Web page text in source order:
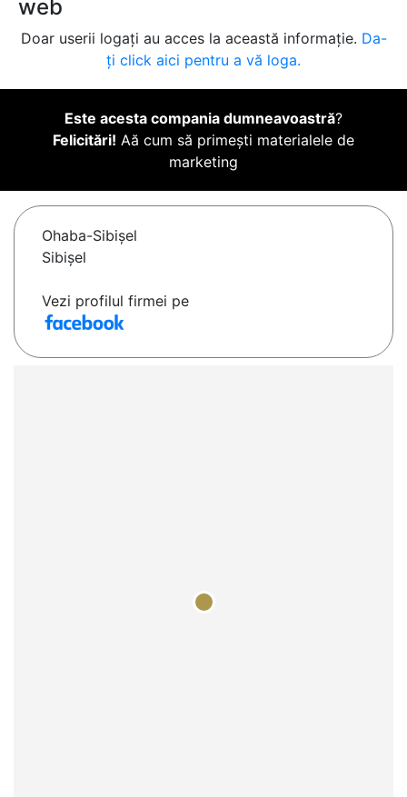
web
Doar userii logați au acces la această informație. Da-
ți click aici pentru a vă loga.
Este acesta compania dumneavoastră?
Felicitări! Aă cum să primești materialele de
marketing
Ohaba-Sibişel
Sibișel
Vezi profilul firmei pe